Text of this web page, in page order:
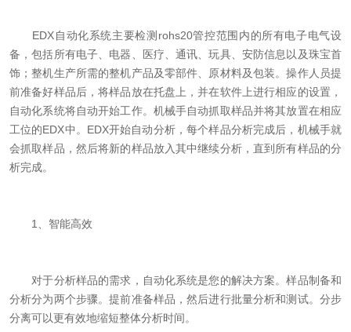
EDX自动化系统主要检测rohs20管控范围内的所有电子电气设
备，包括所有电子、电器、医疗、通讯、玩具、安防信息以及珠宝首
饰；整机生产所需的整机产品及零部件、原材料及包装。操作人员提
前准备好样品后，将样品放在托盘上，并在软件上进行相应的设置，
自动化系统将自动开始工作。机械手自动抓取样品并将其放置在相应
工位的EDX中。EDX开始自动分析，每个样品分析完成后，机械手就
会抓取样品，然后将新的样品放入其中继续分析，直到所有样品的分
析完成。
1、智能高效
对于分析样品的需求，自动化系统是您的解决方案。样品制备和
分析分为两个步骤。提前准备样品，然后进行批量分析和测试。分步
分离可以更有效地缩短整体分析时间。